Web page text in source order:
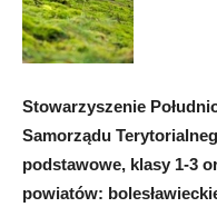
Stowarzyszenie
Samorządu
podstawowe, klasy 1-3
powiatów: